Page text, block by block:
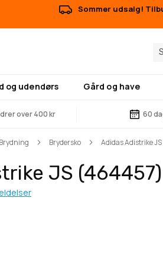
Sommer udsalg!
og udendørs Gård og have
over 400 kr 60
Brydning Brydersko Adidas Adistrike
JS